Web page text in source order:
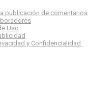
publicación de comentarios
Uso
y Confidencialidad